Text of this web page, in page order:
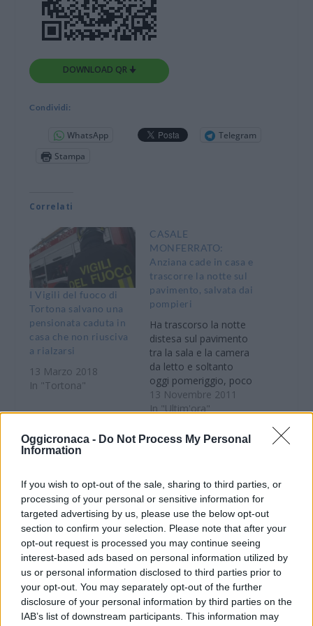
Oggicronaca - Do Not Process My Personal
Information
If you wish to opt-out of the sale, sharing to third parties, or
processing of your personal or sensitive information for
targeted advertising by us, please use the below opt-out
section to confirm your selection. Please note that after your
opt-out request is processed you may continue seeing
interest-based ads based on personal information utilized by
us or personal information disclosed to third parties prior to
your opt-out. You may separately opt-out of the further
disclosure of your personal information by third parties on the
IAB’s list of downstream participants. This information may
DOWNLOAD QR 🠋
Condividi:
WhatsApp
Telegram
Stampa
Correlati
I Vigili del fuoco di
Tortona salvano una
pensionata caduta in
casa che non riusciva
a rialzarsi
13 Marzo 2018
In "Tortona"
CASALE
MONFERRATO:
Anziana cade in casa e
trascorre la notte sul
pavimento, salvata dai
pompieri
Ha trascorso la notte
distesa sul pavimento
tra la sala e la camera
da letto e soltanto
oggi pomeriggio, poco
prima delle 15, è stata
salvata grazie al
intervento dei Vigili del
dai parenti che non
riuscivano a contattare
la donna. Protagonista
della sfortunata…
13 Novembre 2011
In "Ultim'ora"
I Vigili del Fuoco di
Tortona soccorrono
una pensionata di 89
anni caduta in casa
che non riusciva a
rialzarsi
23 Dicembre 2016
In "Prima Pagina (AL)"